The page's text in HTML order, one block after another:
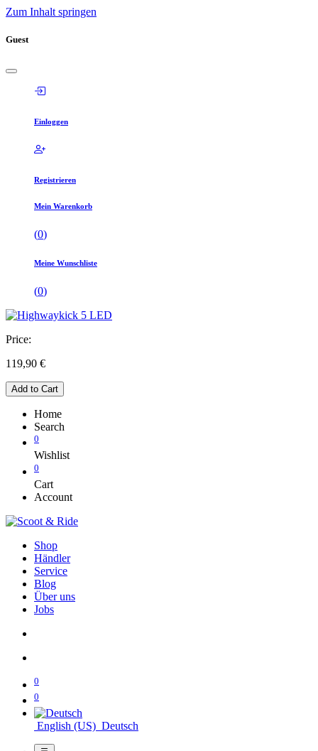
Zum Inhalt springen
Guest
Einloggen
Registrieren
Mein Warenkorb
(0)
Meine Wunschliste
(0)
Price:
119,90 €
Add to Cart
Home
Search
0
Wishlist
0
Cart
Account
Shop
Händler
Service
Blog
Über uns
Jobs
0
0
English (US) Deutsch